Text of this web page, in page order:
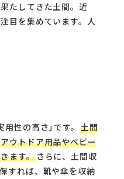
たしてきた土間。近
目を集めています。人
性の高さ」です。 土間
ウトドア用品やベビー
ます。さらに、土間収
すれば、靴や傘を収納